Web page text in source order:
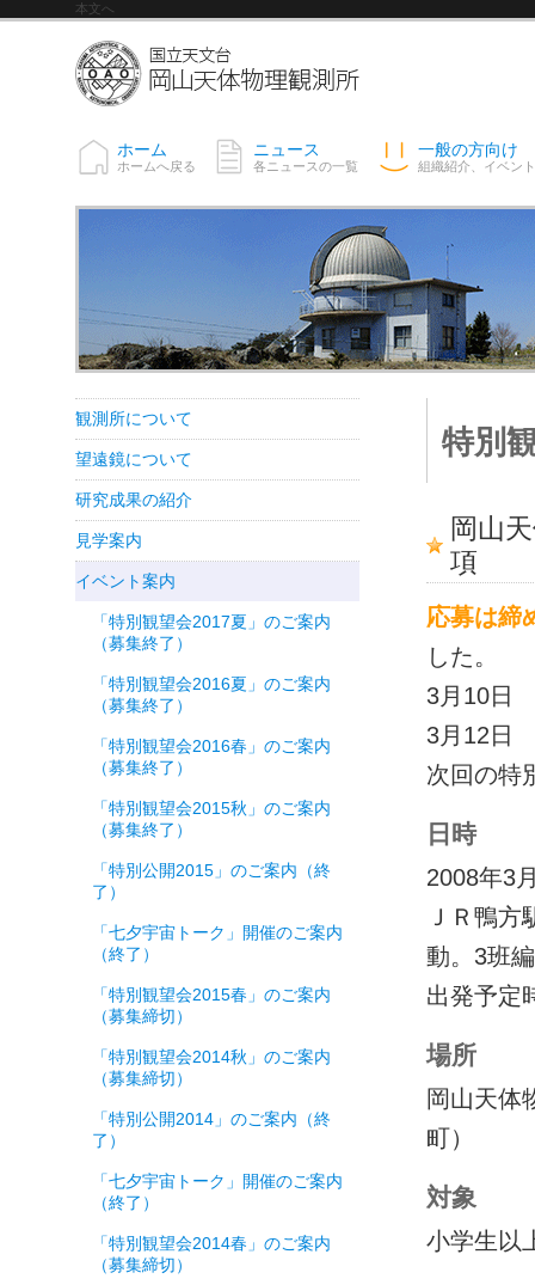
本文へ
ホーム
ホームへ戻る
ニュース
各ニュースの一覧
一般の方向け
組織紹介、イベン
特別
岡山
項
応募は締
した。
3月10日
3月12日
次回の特
日時
2008年3
ＪＲ鴨
動。3班
出発予定
場所
岡山天体
町）
対象
小学生以
観測所について
望遠鏡について
研究成果の紹介
見学案内
イベント案内
「特別観望会2017夏」のご案内
（募集終了）
「特別観望会2016夏」のご案内
（募集終了）
「特別観望会2016春」のご案内
（募集終了）
「特別観望会2015秋」のご案内
（募集終了）
「特別公開2015」のご案内（終
了）
「七夕宇宙トーク」開催のご案内
（終了）
「特別観望会2015春」のご案内
（募集締切）
「特別観望会2014秋」のご案内
（募集締切）
「特別公開2014」のご案内（終
了）
「七夕宇宙トーク」開催のご案内
（終了）
「特別観望会2014春」のご案内
（募集締切）